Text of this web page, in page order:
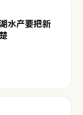
水产要把新